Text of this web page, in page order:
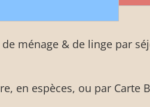
ménage & de linge par
en espèces, ou par Carte